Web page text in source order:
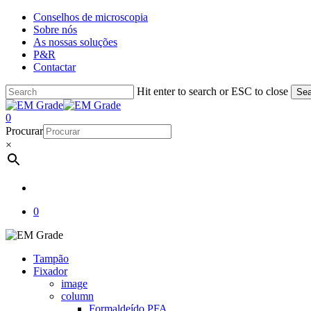
Skip
main
content
Conselhos de microscopia
Sobre nós
As nossas soluções
P&R
Contactar
Hit enter to search or ESC to close
Close
Search
account
0
Menu
Procurar
×
0
Tampão
Fixador
image
column
Formaldeído PFA